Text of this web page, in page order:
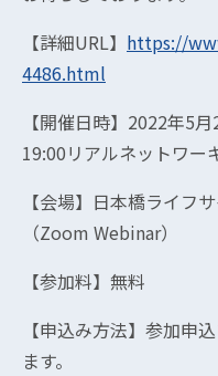
【詳細URL】 https://
4486.html
【開催日時】2022年5
19:00リアルネットワー
【会場】日本橋ライフ
（Zoom Webinar）
【参加料】無料
【申込み方法】参加申
ます。